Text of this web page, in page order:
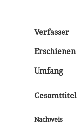
Verfasser
Erschienen
Umfang
Gesamttitel
Nachweis